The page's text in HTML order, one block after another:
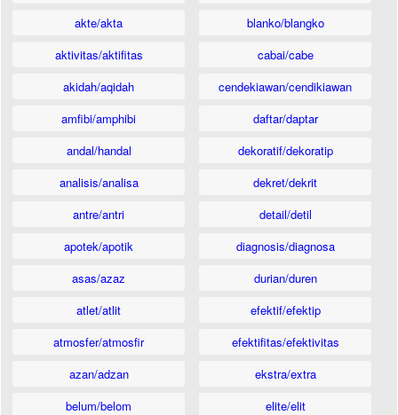
akte/akta
aktivitas/aktifitas
akidah/aqidah
amfibi/amphibi
andal/handal
analisis/analisa
antre/antri
apotek/apotik
asas/azaz
atlet/atlit
atmosfer/atmosfir
azan/adzan
belum/belom
blanko/blangko
cabai/cabe
cendekiawan/cendikiawan
daftar/daptar
dekoratif/dekoratip
dekret/dekrit
detail/detil
diagnosis/diagnosa
durian/duren
efektif/efektip
efektifitas/efektivitas
ekstra/extra
elite/elit